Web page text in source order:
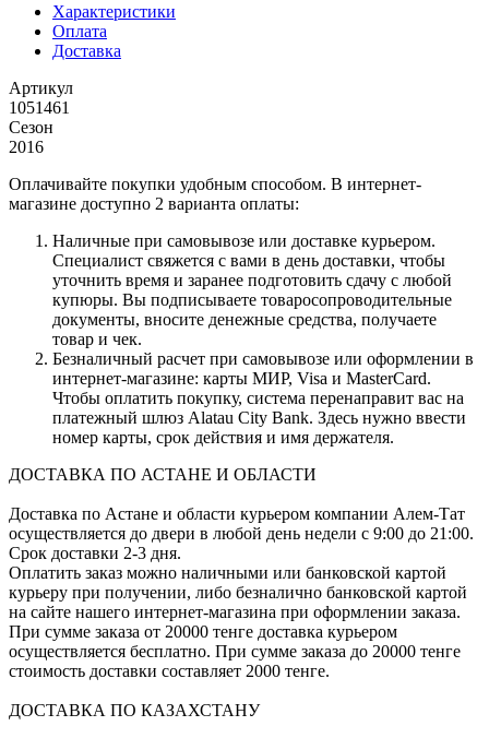
Характеристики
Оплата
Доставка
Артикул
1051461
Сезон
2016
Оплачивайте покупки удобным способом. В интернет-
магазине доступно 2 варианта оплаты:
Наличные при самовывозе или доставке курьером.
Специалист свяжется с вами в день доставки, чтобы
уточнить время и заранее подготовить сдачу с любой
купюры. Вы подписываете товаросопроводительные
документы, вносите денежные средства, получаете
товар и чек.
Безналичный расчет при самовывозе или оформлении в
интернет-магазине: карты МИР, Visa и MasterCard.
Чтобы оплатить покупку, система перенаправит вас на
платежный шлюз Alatau City Bank. Здесь нужно ввести
номер карты, срок действия и имя держателя.
ДОСТАВКА ПО АСТАНЕ И ОБЛАСТИ
Доставка по Астане и области курьером компании Алем-Тат
осуществляется до двери в любой день недели с 9:00 до 21:00.
Срок доставки 2-3 дня.
Оплатить заказ можно наличными или банковской картой
курьеру при получении, либо безналично банковской картой
на сайте нашего интернет-магазина при оформлении заказа.
При сумме заказа от 20000 тенге доставка курьером
осуществляется бесплатно. При сумме заказа до 20000 тенге
стоимость доставки составляет 2000 тенге.
ДОСТАВКА ПО КАЗАХСТАНУ